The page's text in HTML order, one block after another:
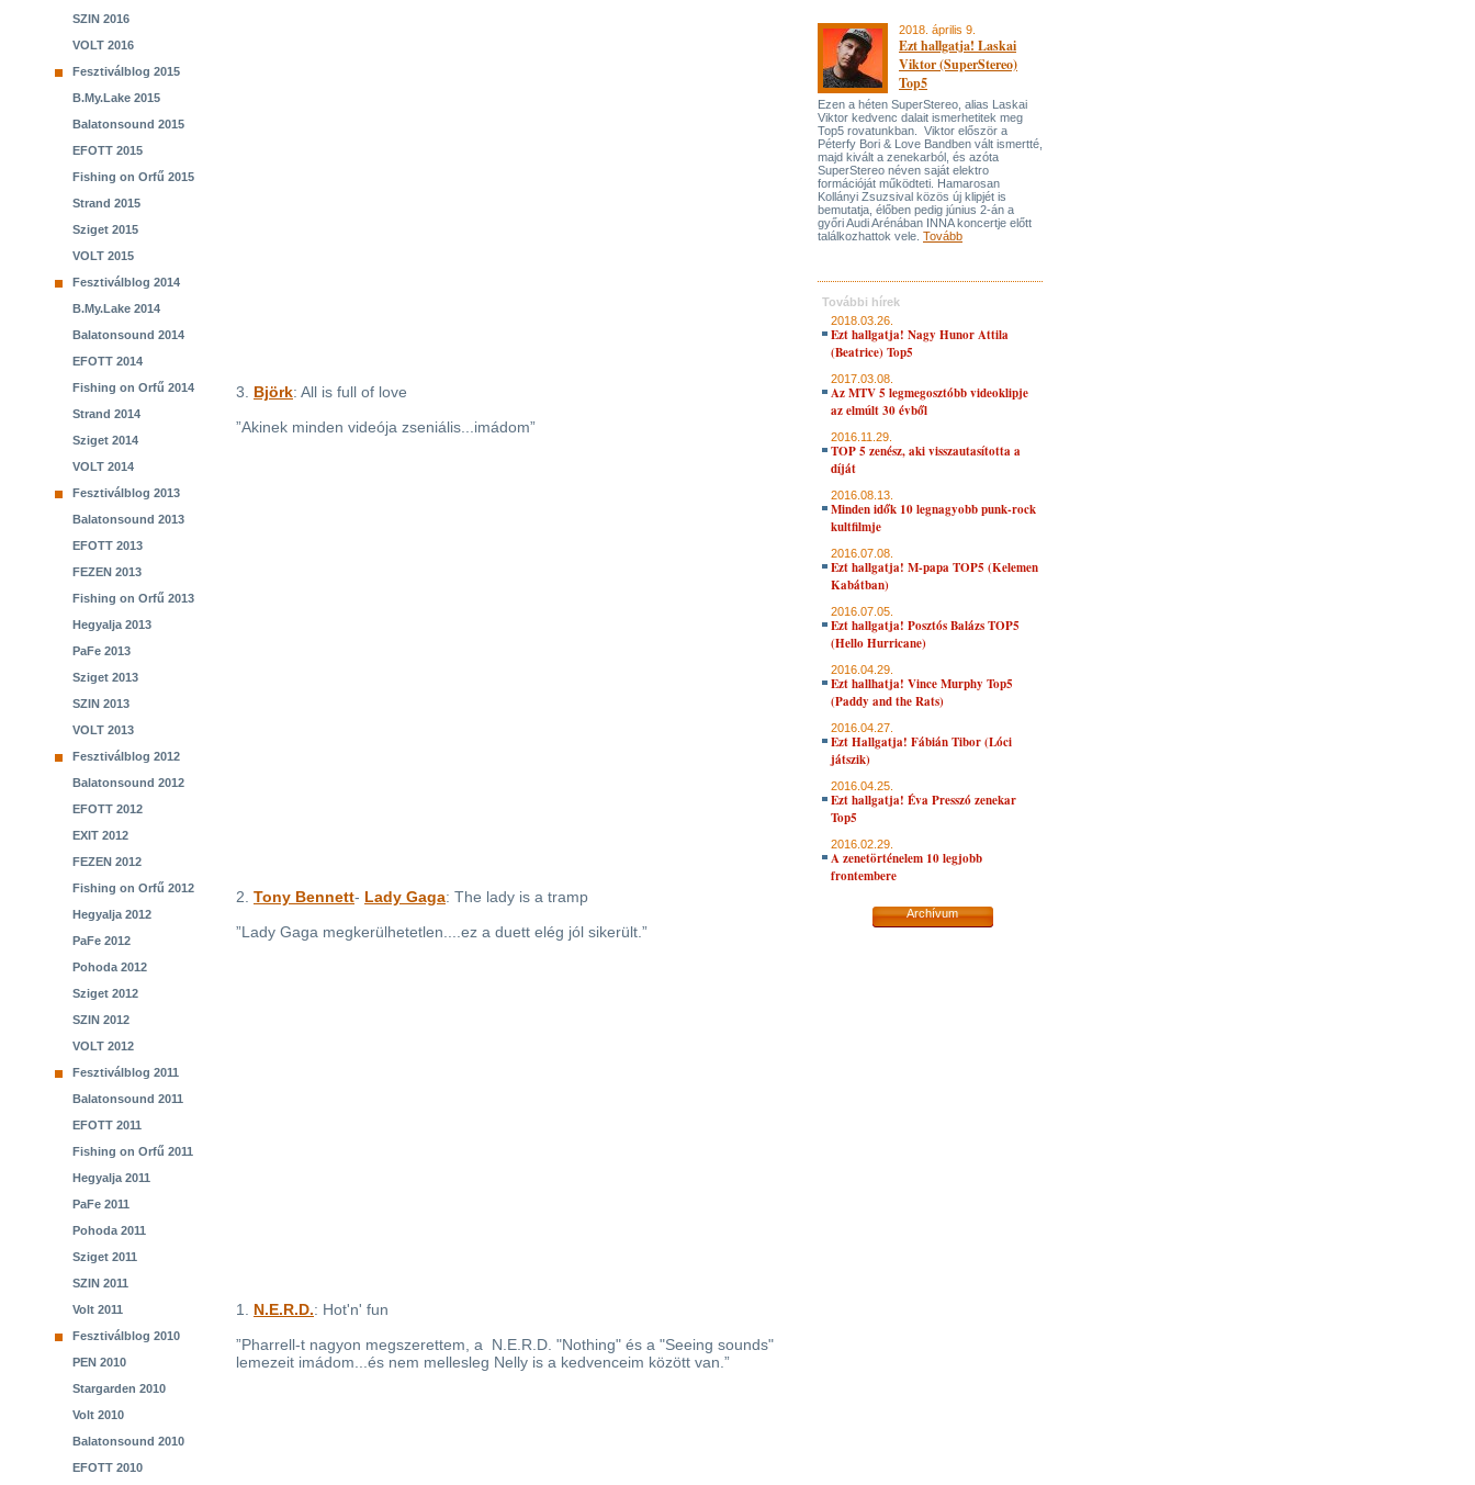
SZIN 2016
VOLT 2016
Fesztiválblog 2015
B.My.Lake 2015
Balatonsound 2015
EFOTT 2015
Fishing on Orfű 2015
Strand 2015
Sziget 2015
VOLT 2015
Fesztiválblog 2014
B.My.Lake 2014
Balatonsound 2014
EFOTT 2014
Fishing on Orfű 2014
Strand 2014
Sziget 2014
VOLT 2014
Fesztiválblog 2013
Balatonsound 2013
EFOTT 2013
FEZEN 2013
Fishing on Orfű 2013
Hegyalja 2013
PaFe 2013
Sziget 2013
SZIN 2013
VOLT 2013
Fesztiválblog 2012
Balatonsound 2012
EFOTT 2012
EXIT 2012
FEZEN 2012
Fishing on Orfű 2012
Hegyalja 2012
PaFe 2012
Pohoda 2012
Sziget 2012
SZIN 2012
VOLT 2012
Fesztiválblog 2011
Balatonsound 2011
EFOTT 2011
Fishing on Orfű 2011
Hegyalja 2011
PaFe 2011
Pohoda 2011
Sziget 2011
SZIN 2011
Volt 2011
Fesztiválblog 2010
PEN 2010
Stargarden 2010
Volt 2010
Balatonsound 2010
EFOTT 2010
3. Björk: All is full of love
”Akinek minden videója zseniális...imádom”
2. Tony Bennett- Lady Gaga: The lady is a tramp
”Lady Gaga megkerülhetetlen....ez a duett elég jól sikerült.”
1. N.E.R.D.: Hot'n' fun
”Pharrell-t nagyon megszerettem, a N.E.R.D. "Nothing" és a "Seeing sounds"
lemezeit imádom...és nem mellesleg Nelly is a kedvenceim között van.”
2018. április 9.
Ezt hallgatja! Laskai
Viktor (SuperStereo)
Top5
Ezen a héten SuperStereo, alias Laskai
Viktor kedvenc dalait ismerhetitek meg
Top5 rovatunkban. Viktor először a
Péterfy Bori & Love Bandben vált ismertté,
majd kivált a zenekarból, és azóta
SuperStereo néven saját elektro
formációját működteti. Hamarosan
Kollányi Zsuzsival közös új klipjét is
bemutatja, élőben pedig június 2-án a
győri Audi Arénában INNA koncertje előtt
találkozhattok vele. Tovább
További hírek
2018.03.26.
Ezt hallgatja! Nagy Hunor Attila
(Beatrice) Top5
2017.03.08.
Az MTV 5 legmegosztóbb videoklipje
az elmúlt 30 évből
2016.11.29.
TOP 5 zenész, aki visszautasította a
díját
2016.08.13.
Minden idők 10 legnagyobb punk-rock
kultfilmje
2016.07.08.
Ezt hallgatja! M-papa TOP5 (Kelemen
Kabátban)
2016.07.05.
Ezt hallgatja! Posztós Balázs TOP5
(Hello Hurricane)
2016.04.29.
Ezt hallhatja! Vince Murphy Top5
(Paddy and the Rats)
2016.04.27.
Ezt Hallgatja! Fábián Tibor (Lóci
játszik)
2016.04.25.
Ezt hallgatja! Éva Presszó zenekar
Top5
2016.02.29.
A zenetörténelem 10 legjobb
frontembere
Archívum